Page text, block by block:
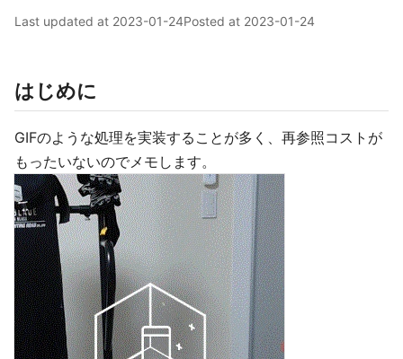
Last updated at 2023-01-24Posted at 2023-01-24
はじめに
GIFのような処理を実装することが多く、再参照コストが
もったいないのでメモします。